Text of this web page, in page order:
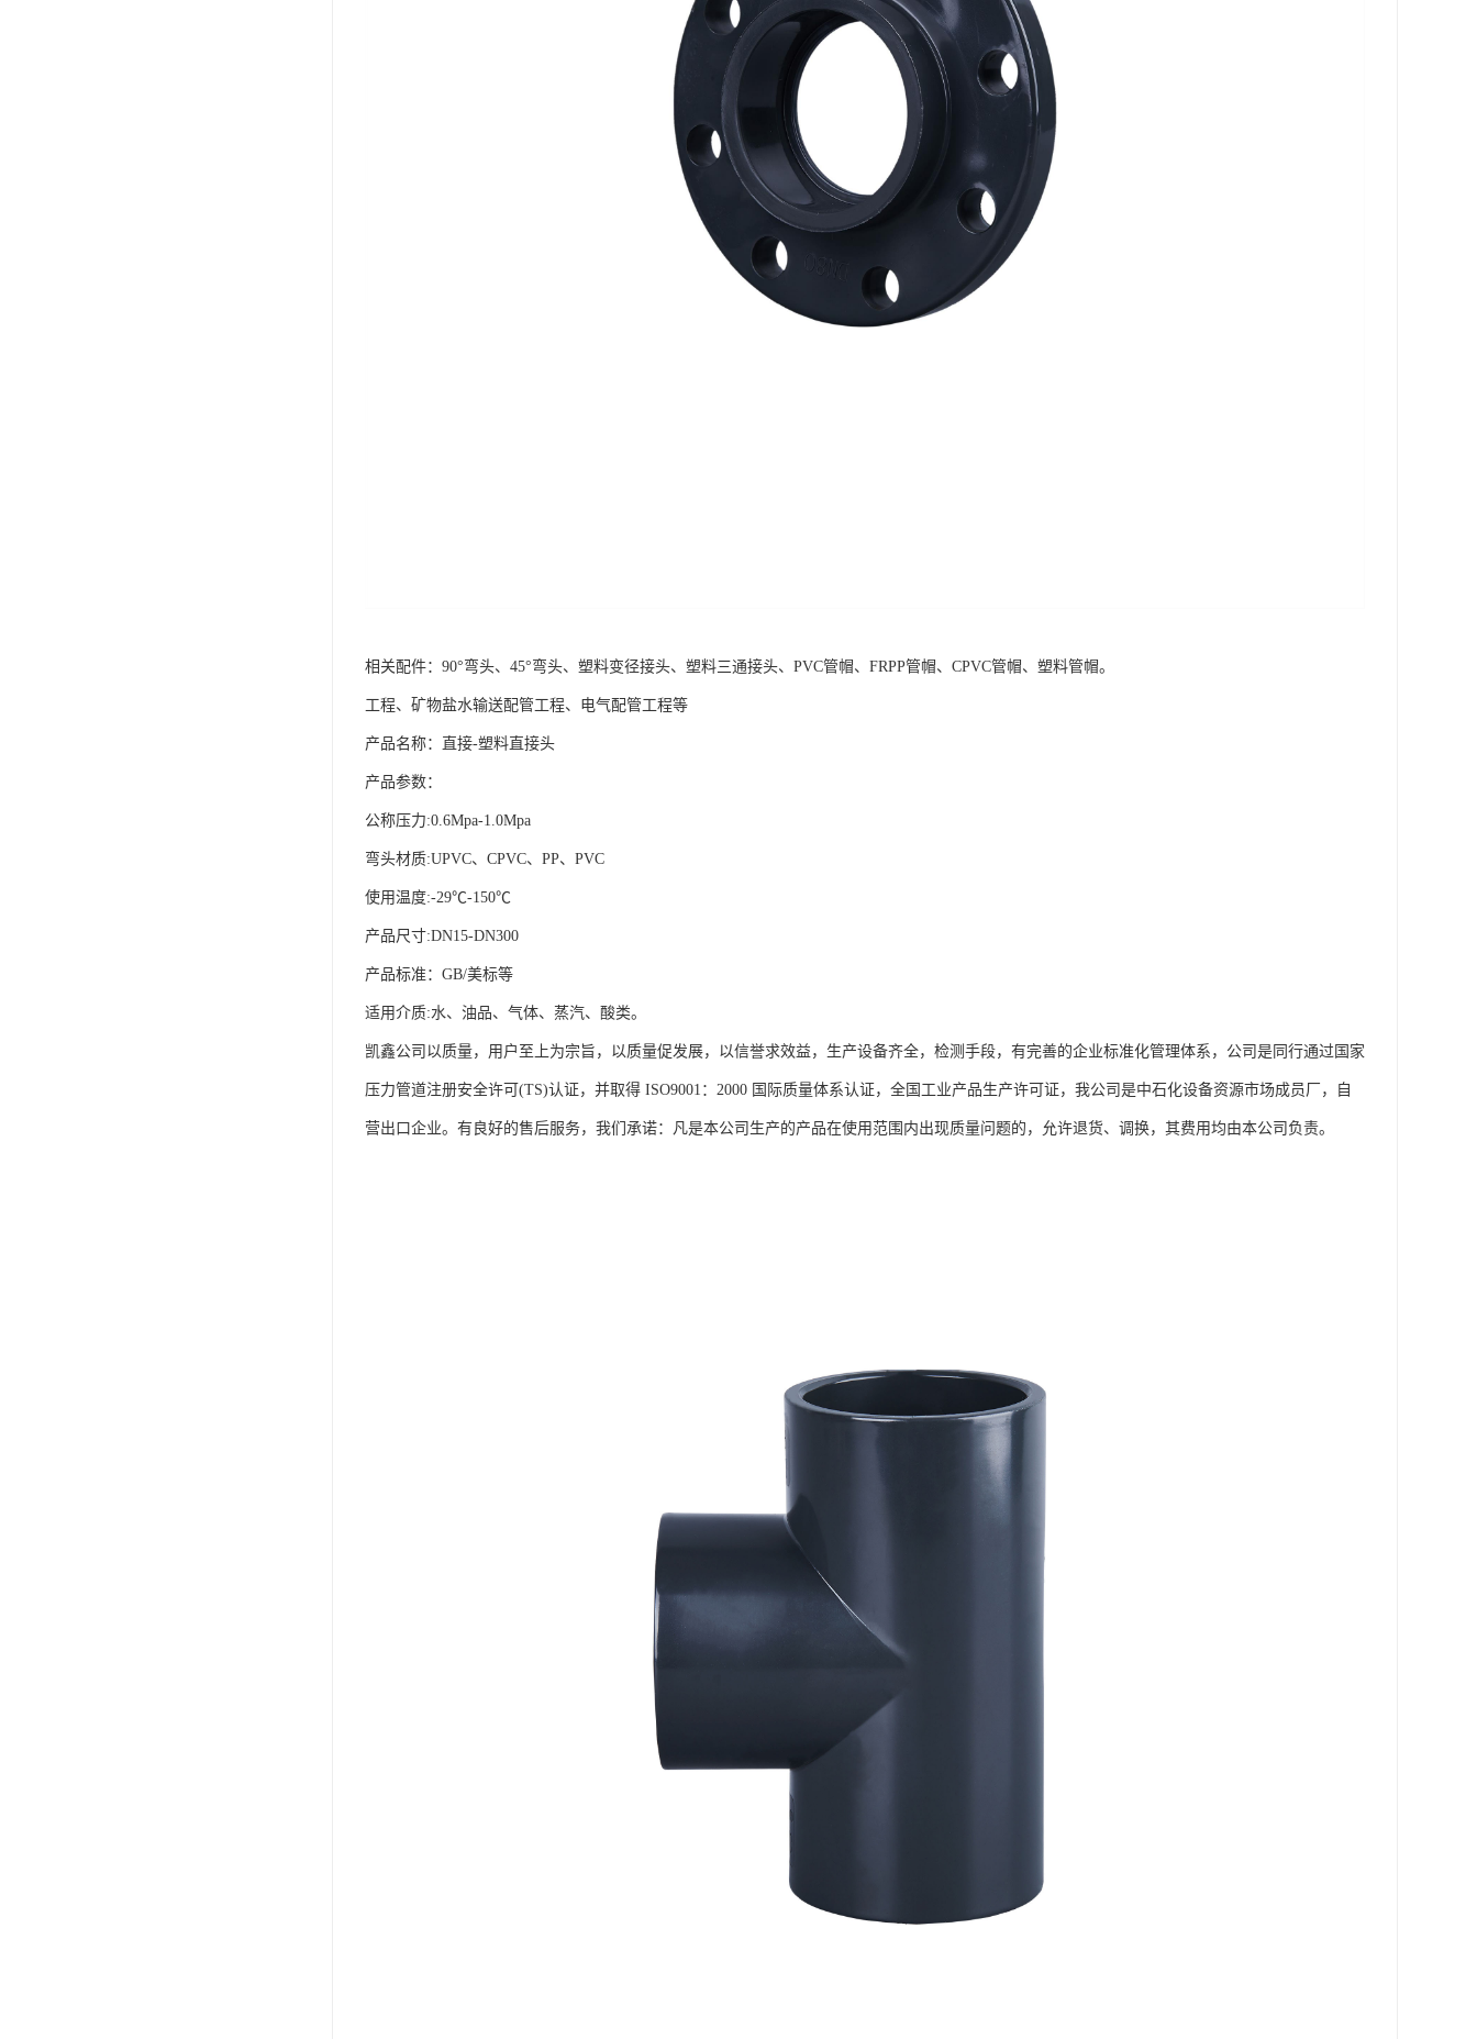
相关配件：90°弯头、45°弯头、塑料变径接头、塑料三通接头、PVC管帽、FRPP管帽、CPVC管帽、塑料管帽。
工程、矿物盐水输送配管工程、电气配管工程等
产品名称：直接-塑料直接头
产品参数：
公称压力:0.6Mpa-1.0Mpa
弯头材质:UPVC、CPVC、PP、PVC
使用温度:-29℃-150℃
产品尺寸:DN15-DN300
产品标准：GB/美标等
适用介质:水、油品、气体、蒸汽、酸类。
凯鑫公司以质量，用户至上为宗旨，以质量促发展，以信誉求效益，生产设备齐全，检测手段，有完善的企业标准化管理体系，公司是同行通过国家
压力管道注册安全许可(TS)认证，并取得 ISO9001：2000 国际质量体系认证，全国工业产品生产许可证，我公司是中石化设备资源市场成员厂，自
营出口企业。有良好的售后服务，我们承诺：凡是本公司生产的产品在使用范围内出现质量问题的，允许退货、调换，其费用均由本公司负责。